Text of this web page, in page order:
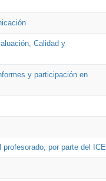
Calidad y
y participación en
por parte del ICE